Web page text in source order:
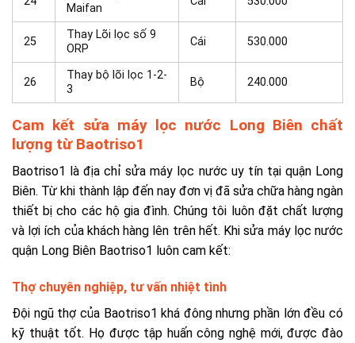
Maifan
25
Thay Lõi lọc số 9
ORP
Cái 530.000
26
Thay bộ lõi lọc 1-2-
3
Bộ 240.000
Cam kết sửa máy lọc nước Long Biên chất
lượng từ Baotriso1
Baotriso1 là địa chỉ sửa máy lọc nước uy tín tại quận Long
Biên. Từ khi thành lập đến nay đơn vị đã sửa chữa hàng ngàn
thiết bị cho các hộ gia đình. Chúng tôi luôn đặt chất lượng
và lợi ích của khách hàng lên trên hết. Khi sửa máy lọc nước
quận Long Biên Baotriso1 luôn cam kết:
Thợ chuyên nghiệp, tư vấn nhiệt tình
Đội ngũ thợ của Baotriso1 khá đông nhưng phần lớn đều có
kỹ thuật tốt. Họ được tập huấn công nghệ mới, được đào